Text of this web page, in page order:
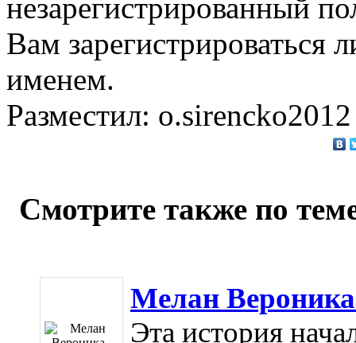
незарегистрированный
Вам зарегистрироваться
именем.
Разместил: o.sirencko2012
Смотрите также по
Мелан
Эта история